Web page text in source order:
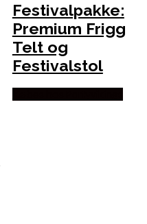
Festivalpakke:
Premium Frigg
Telt og
Festivalstol